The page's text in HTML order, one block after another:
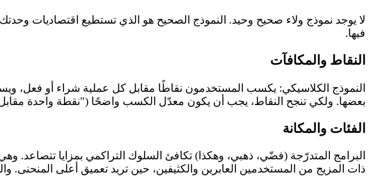
لا يوجد نموذج ولاء صحيح وحيد. النموذج الصحيح هو الذي تستطيع اقتصاديات
فيها.
النقاط والمكافآت
النموذج الكلاسيكي: يكسب المستخدمون نقاطًا مقابل كل عملية شراء أو فعل،
بعضها. ولكي تنجح النقاط، يجب أن يكون معدّل الكسب واضحًا ("نقطة واحدة مقابل كل 10 جنيهات") وأن يبدو الاستبدال قابلًا للتحقيق ضمن دورة استخدام طبيعية، لا بعد عام من
الفئات والمكانة
البرامج المتدرّجة (فضّي، ذهبي، وهكذا) تكافئ السلوك التراكمي بمزايا تتصاعد.
ذات المزيج من المستخدمين العابرين والكثيفين، حين تريد تعميق أعلى المنحنى.